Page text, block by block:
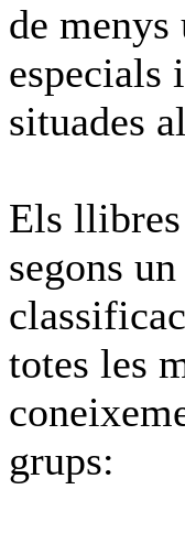
de menys
especials
situades
Els llibres
segons
totes les
grups: